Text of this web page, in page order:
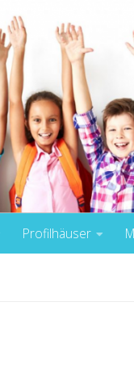
Profilhäuser